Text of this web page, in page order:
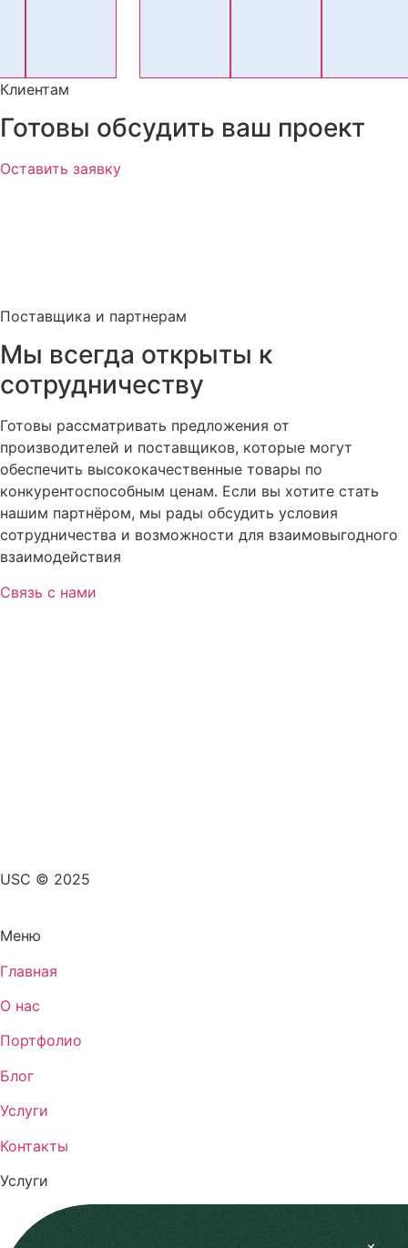
Клиентам
Готовы обсудить ваш проект
Оставить заявку
Поставщика и партнерам
Мы всегда открыты к
сотрудничеству
Готовы рассматривать предложения от
производителей и поставщиков, которые могут
обеспечить высококачественные товары по
конкурентоспособным ценам. Если вы хотите стать
нашим партнёром, мы рады обсудить условия
сотрудничества и возможности для взаимовыгодного
взаимодействия
Связь с нами
USC © 2025
Меню
Главная
О нас
Портфолио
Блог
Услуги
Контакты
Услуги